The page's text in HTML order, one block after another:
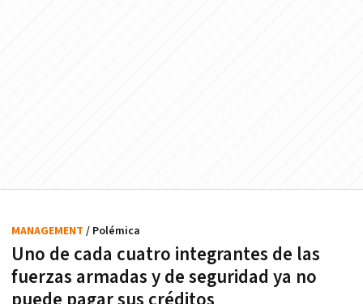
Uno de cada cuatro integrantes de las
fuerzas armadas y de seguridad ya no
MANAGEMENT / Polémica